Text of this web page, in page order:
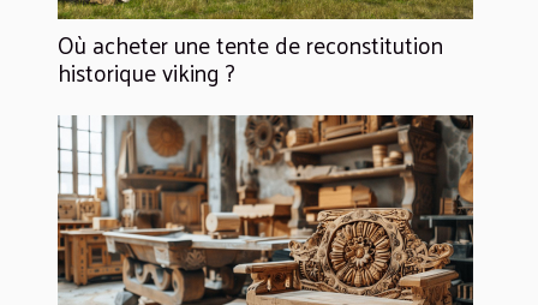
Où acheter une tente de reconstitution
historique viking ?